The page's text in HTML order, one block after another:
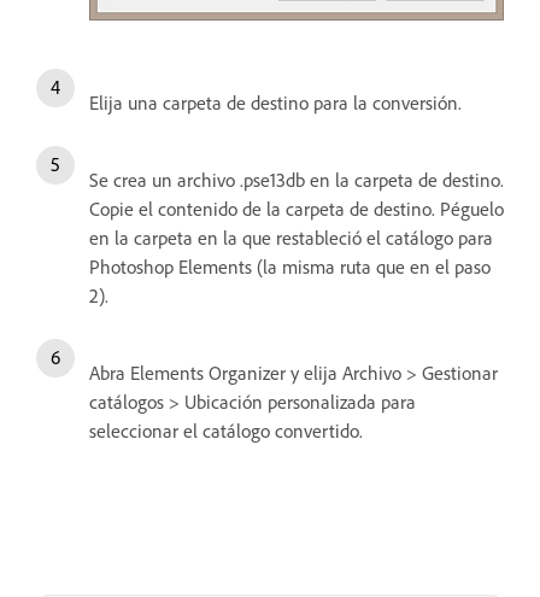
Elija una carpeta de destino para la conversión.
Se crea un archivo .pse13db en la carpeta de destino.
Copie el contenido de la carpeta de destino. Péguelo
en la carpeta en la que restableció el catálogo para
Photoshop Elements (la misma ruta que en el paso
2).
Abra Elements Organizer y elija Archivo > Gestionar
catálogos > Ubicación personalizada para
seleccionar el catálogo convertido.